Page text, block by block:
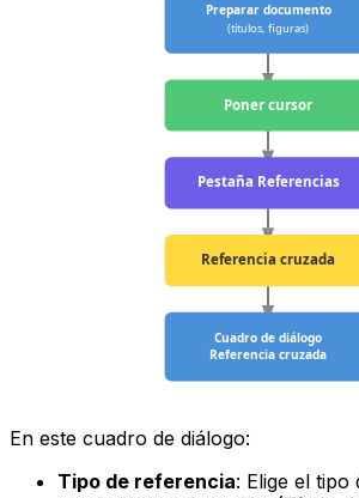
Preparar documento
(títulos, figuras)
Poner cursor
Pestaña Referencias
Referencia cruzada
Cuadro de diálogo
Referencia cruzada
En este cuadro de diálogo:
Tipo de referencia: Elige el tipo